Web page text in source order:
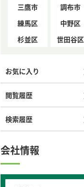
三鷹市
調布市
練馬区
中野区
杉並区
世田谷区
お気に入り
閲覧履歴
検索履歴
会社情報